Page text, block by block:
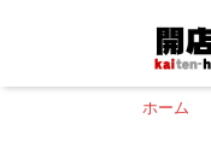
ホーム